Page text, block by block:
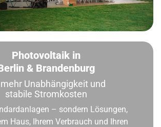
Photovoltaik in
& Brandenburg
Unabhängigkeit und
stabile Stromkosten
– sondern Lösungen,
Haus, Ihrem Verbrauch und Ihren